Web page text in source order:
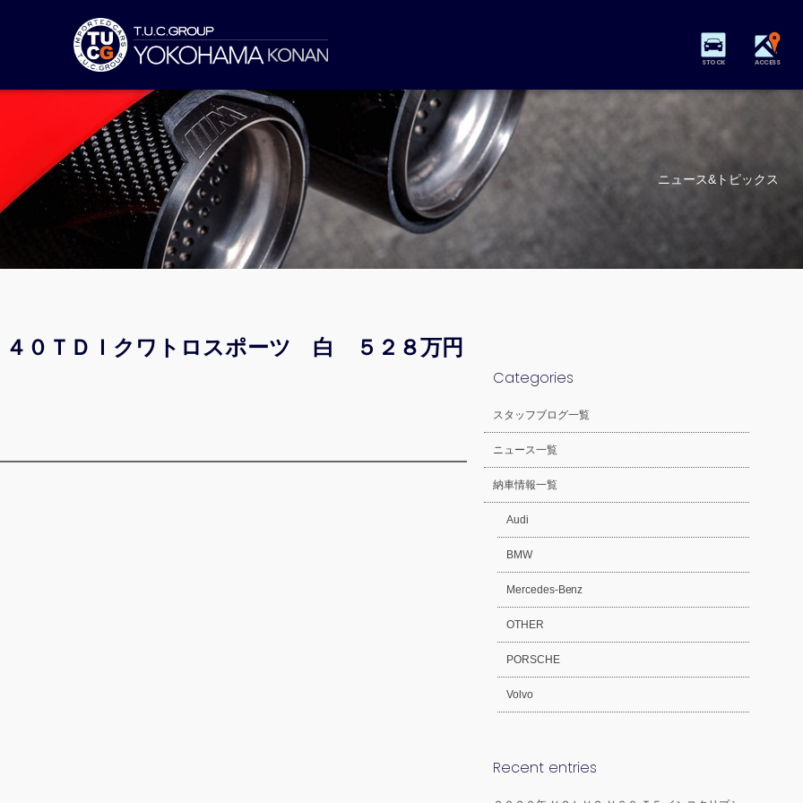
STOCK ACCESS
ニュース&トピックス
４０ＴＤＩクワトロスポーツ 白 ５２８万円
Categories
スタッフブログ一覧
ニュース一覧
納車情報一覧
Audi
BMW
Mercedes-Benz
OTHER
PORSCHE
Volvo
Recent entries